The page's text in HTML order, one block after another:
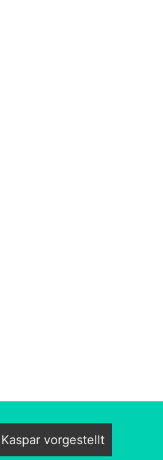
vorgestellt